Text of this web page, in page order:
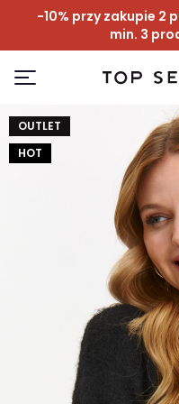
-10% przy zakupie 2
min. 3
OUTLET
HOT